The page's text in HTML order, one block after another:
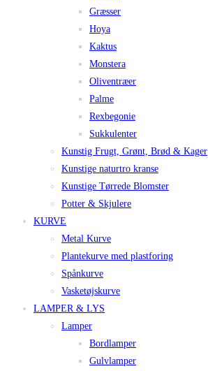
Græsser
Hoya
Kaktus
Monstera
Oliventræer
Palme
Rexbegonie
Sukkulenter
Kunstig Frugt, Grønt, Brød & Kager
Kunstige naturtro kranse
Kunstige Tørrede Blomster
Potter & Skjulere
KURVE
Metal Kurve
Plantekurve med plastforing
Spånkurve
Vasketøjskurve
LAMPER & LYS
Lamper
Bordlamper
Gulvlamper